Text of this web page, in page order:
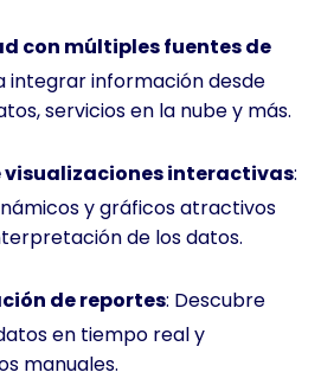
con múltiples fuentes de
integrar información desde
servicios en la nube y más.
visualizaciones interactivas:
y gráficos atractivos
de los datos.
de reportes: Descubre
en tiempo real y
manuales.